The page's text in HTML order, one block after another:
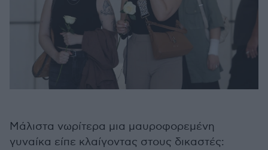
Μάλιστα νωρίτερα μια μαυροφορεμένη
γυναίκα είπε κλαίγοντας στους δικαστές: